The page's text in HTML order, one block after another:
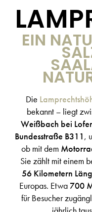
EIN
Die
bekannt – liegt
Weißbach bei Lofer
Bundesstraße B311,
ob mit dem
Sie zählt mit einem
56 Kilometern
Europas. Etwa 700
für Besucher